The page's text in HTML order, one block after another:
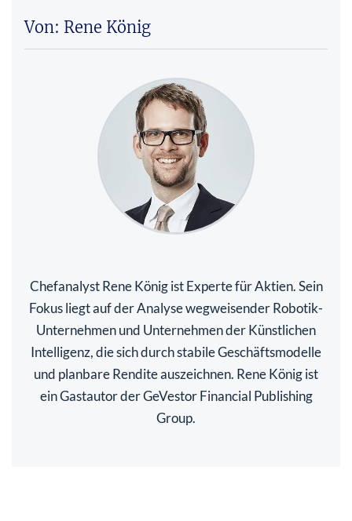
Von: Rene König
Chefanalyst Rene König ist Experte für Aktien. Sein
Fokus liegt auf der Analyse wegweisender Robotik-
Unternehmen und Unternehmen der Künstlichen
Intelligenz, die sich durch stabile Geschäftsmodelle
und planbare Rendite auszeichnen. Rene König ist
ein Gastautor der GeVestor Financial Publishing
Group.